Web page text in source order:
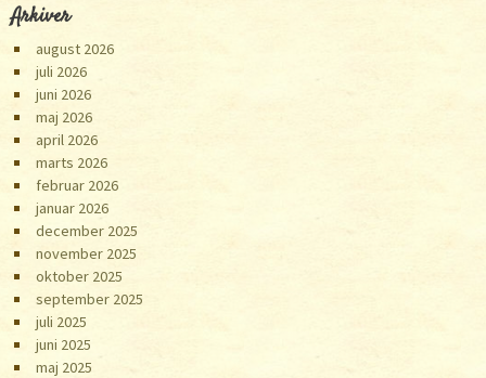
Arkiver
august 2026
juli 2026
juni 2026
maj 2026
april 2026
marts 2026
februar 2026
januar 2026
december 2025
november 2025
oktober 2025
september 2025
juli 2025
juni 2025
maj 2025